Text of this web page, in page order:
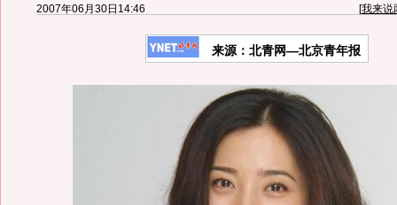
2007年06月30日14:46 [我来说
来源：北青网—北京青年报